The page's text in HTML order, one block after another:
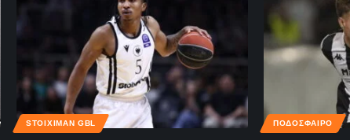
STOIXIMAN GBL ΠΟΔΟΣΦΑΙΡΟ